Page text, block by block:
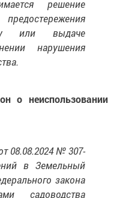
решение
или выдаче
нарушения
о неиспользовании
08.08.2024 № 307-
в Земельный
закона
садоводства